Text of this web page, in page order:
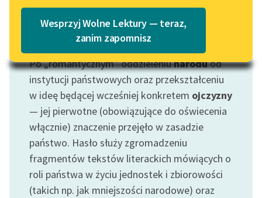
Lektury szkolne i klasyka
literatury do słuchania dla
uczennic i uczniów z
niepełnosprawnościami
E-kolekcja lektur
szkolnych i literatury do
słuchania dla uczennic i
uczniów z
niepełnosprawnościami
Katalog w formacie PDF
Wesprzyj Wolne Lektury — teraz,
zanim zapomnisz
Motyw: Państwo
Po „romantycznym” oddzieleniunaroduod
instytucji państwowych oraz przekształceniu
w ideę będącej wcześniej konkretem ojczyzny
— jej pierwotne (obowiązujące do oświecenia
włącznie) znaczenie przejęło w zasadzie
państwo. Hasło służy zgromadzeniu
fragmentów tekstów literackich mówiących o
roli państwa w życiu jednostek i zbiorowości
(takich np. jak mniejszości narodowe) oraz